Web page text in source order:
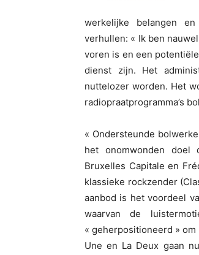
werkelijke belangen
verhullen: « Ik ben
voren is en een
dienst zijn. Het
nuttelozer worden. Het
radiopraatprogramma’s
« Ondersteunde
het onomwonden doel
Bruxelles Capitale en
klassieke rockzender
aanbod is het voordeel
waarvan de
« geherpositioneerd »
Une en La Deux gaan